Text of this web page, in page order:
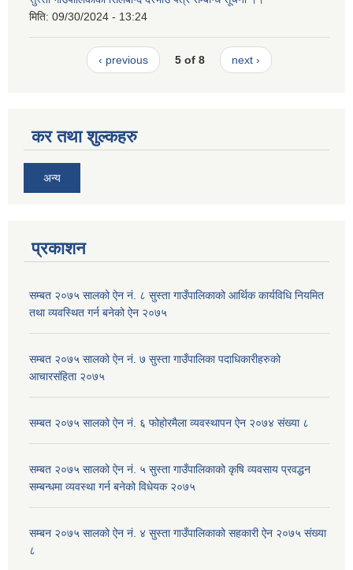
मिति: 09/30/2024 - 13:24
‹ previous 5 of 8 next ›
कर तथा शुल्कहरु
अन्य
प्रकाशन
सम्बत २०७५ सालको ऐन नं. ८ सुस्ता गाउँपालिकाको आर्थिक कार्यविधि नियमित
तथा व्यवस्थित गर्न बनेको ऐन २०७५
सम्बत २०७५ सालको ऐन नं. ७ सुस्ता गाउँपालिका पदाधिकारीहरुको
आचारसंहिता २०७५
सम्बत २०७५ सालको ऐन नं. ६ फोहोरमैला व्यवस्थापन ऐन २०७४ संख्या ८
सम्बत २०७५ सालको ऐन नं. ५ सुस्ता गाउँपालिकाको कृषि व्यवसाय प्रवद्धन
सम्बन्धमा व्यवस्था गर्न बनेको विधेयक २०७५
सम्बन २०७५ सालको ऐन नं. ४ सुस्ता गाउँपालिकाको सहकारी ऐन २०७५ संख्या
८